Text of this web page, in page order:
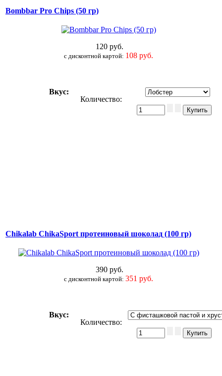
Bombbar Pro Chips (50 гр)
120 руб.
c дисконтной картой: 108 руб.
Вкус:
Количество:
Chikalab ChikaSport протеиновый шоколад (100 гр)
390 руб.
c дисконтной картой:351 руб.
Вкус:
Количество: